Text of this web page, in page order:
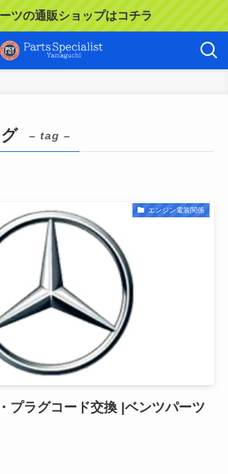
ツの通販ショップはコチラ
– tag –
エンジン電装関係
プラグコード交換 |ベンツパーツ